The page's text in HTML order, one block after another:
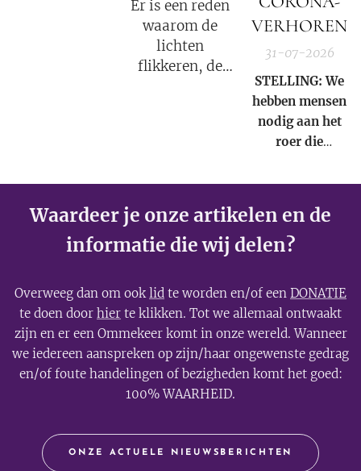
VERHOREN
31-07-2026
STELLING: We
hebben mensen
nodig aan het
roer die
voorkomen dat
een nieuwe Fauci
kan worden.
Er is een reden
waarom de
lichten
flikkeren, de
omgeleid.
Waardeer je onze artikelen en de
informatie die wij delen?
Overweeg dan om ooklid te worden en/of een DONATIE
te doen door hier te klikken. Tot we allemaal ontwaakt
zijn en er een Ommekeer komt in onze wereld. Wanneer
we iedereen aanspreken op zijn/haar ongewenste gedrag
en/of foute handelingen of bezigheden komt het goed:
100% WAARHEID.
ONZE ACTUELE NIEUWSBERICHTEN